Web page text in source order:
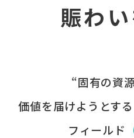
賑わ
“固有の​資
価値を​届けようとす
フィールド